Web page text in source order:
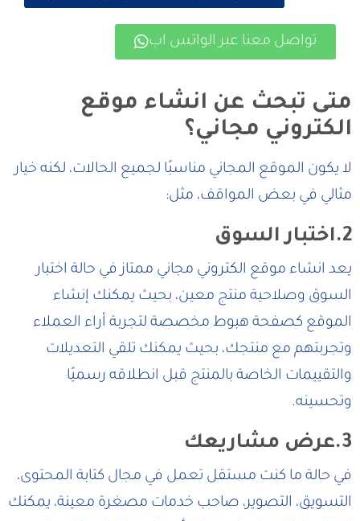
تواصل معنا عبر الواتس اب
متى تبحث عن انشاء موقع
الكتروني مجاني؟
لا يكون الموقع المجاني مناسبًا لجميع الحالات، لكنه خيار
مثالي في بعض المواقف، مثل:
2.اختبار السوق
يعد انشاء موقع الكتروني مجاني ممتاز في حالة اختبار
السوق وصلاحية منتج معين، بحيث يمكنك إنشاء
الموقع كصفحة هبوط مخصصة لتجربة أراء العملاء
وتجربتهم مع منتجك، بحيث يمكنك تلقي التعديلات
والتقييمات الخاصة بالمنتج قبل انطلاقه رسميًا
وتحسينه.
3.عرض مشاريعك
في حالة ما كنت مستقل تعمل في مجال كتابة المحتوى،
التسويق، التصوير، صاحب خدمات مصغرة معينة، يمكنك